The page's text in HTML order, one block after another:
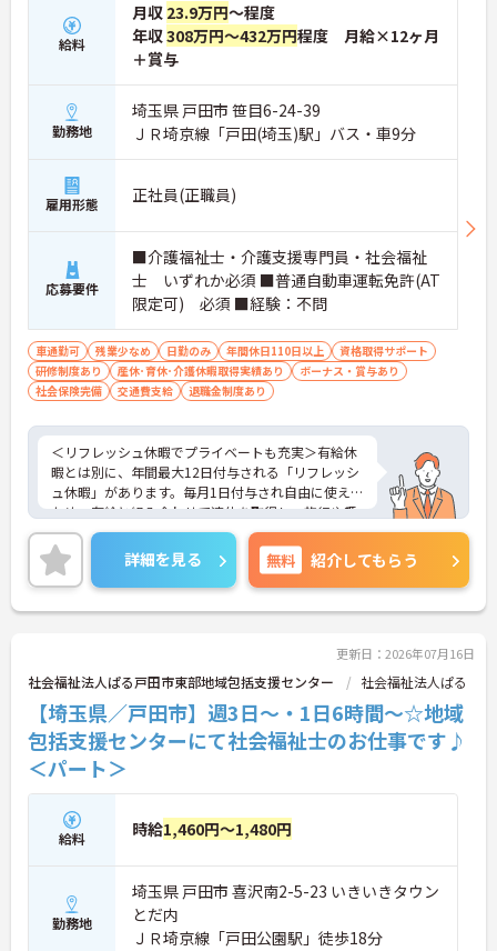
給料
月収 23.9万円～程度
年収308万円～432万円程度 月給×12ヶ月
＋賞与
勤務地
埼玉県 戸田市 笹目6-24-39
ＪＲ埼京線「戸田(埼玉)駅」バス・車9分
雇用形態 正社員(正職員)
応募要件
■介護福祉士・介護支援専門員・社会福祉
士 いずれか必須 ■普通自動車運転免許(AT
限定可) 必須 ■経験：不問
車通勤可 残業少なめ 日勤のみ 年間休日110日以上
資格取得サポート
研修制度あり
産休･育休･介護休暇取得実績あり
ボーナス・賞与あり
社会保険完備
交通費支給 退職金制度あり
＜リフレッシュ休暇でプライベートも充実＞有給休
暇とは別に、年間最大12日付与される「リフレッシ
ュ休暇」があります。毎月1日付与され自由に使える
ため、有給と組み合わせて連休を取得し、旅行や趣
味を楽しむスタッフも多くいます。夜勤がなく日勤
のみの勤務なので、生活リズムも整えやすく、仕事
とプライベートのメリハリをつけて無理なく働けま
す。
＜将来を見据えた多彩なキャリアパスと待遇＞「介
レンジ」など、希望に合わせた多彩なキャリアプラ
ンが用意されています。階層別の研修や資格取得支
援制度があり、働きながらスキルアップが可能で
す。
詳細を見る 無料 紹介してもらう
更新日：2026年07月16日
社会福祉法人ぱる戸田市東部地域包括支援センター 社会福祉法人ぱる
【埼玉県／戸田市】週3日～・1日6時間～☆地域
包括支援センターにて社会福祉士のお仕事です♪
＜パート＞
給料 時給1,460円～1,480円
勤務地
埼玉県 戸田市 喜沢南2-5-23 いきいきタウン
とだ内
ＪＲ埼京線「戸田公園駅」徒歩18分